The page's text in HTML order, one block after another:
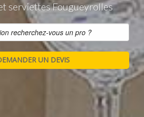
serviettes Fougueyrolles